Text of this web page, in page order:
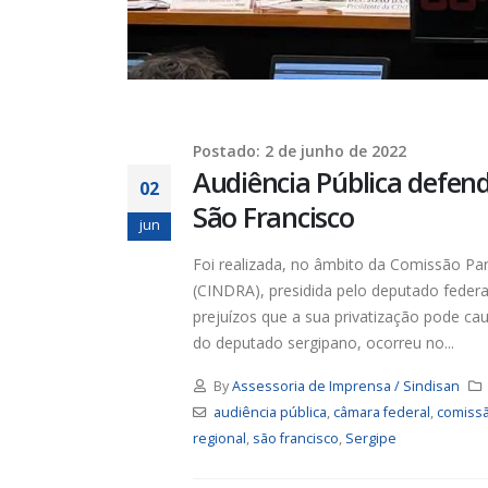
Postado: 2 de junho de 2022
02
jun
Audiência Pública
São Francisco
Foi realizada, no âmbito da Comissão
(CINDRA), presidida pelo deputado
prejuízos que a sua privatização pode
do deputado sergipano, ocorreu no...
ByAssessoria de Imprensa / Sindisan
audiência pública,câmara federal,
regional, são francisco, Sergipe
24
21 de